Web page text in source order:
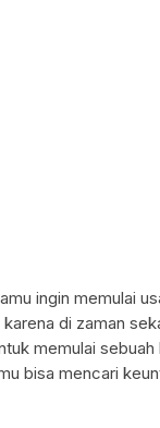
ingin memulai
di zaman
memulai
bisa mencari